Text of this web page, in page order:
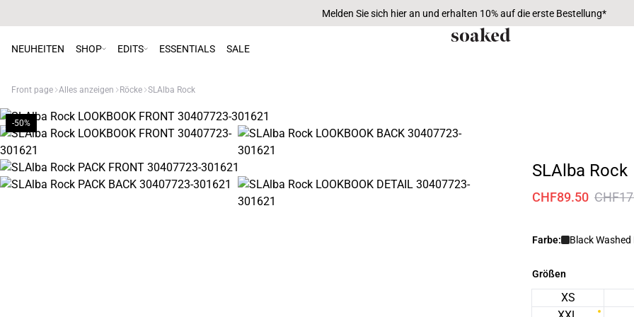
Melden Sie sich hier an und erhalten 10% auf die erste Bestellung*
NEUHEITEN SHOP EDITS ESSENTIALS SALE
Front page Alles anzeigen Röcke SLAlba Rock
-50%
SLAlba Rock
CHF89.50
Farbe: Black Washed
Größen
XS